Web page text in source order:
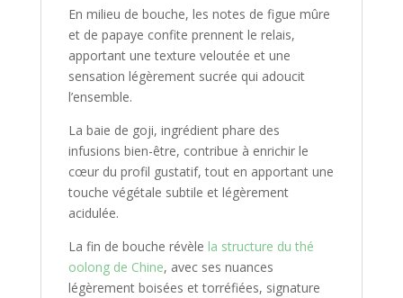
En milieu de bouche, les notes de figue mûre
et de papaye confite prennent le relais,
apportant une texture veloutée et une
sensation légèrement sucrée qui adoucit
l’ensemble.
La baie de goji, ingrédient phare des
infusions bien-être, contribue à enrichir le
cœur du profil gustatif, tout en apportant une
touche végétale subtile et légèrement
acidulée.
La fin de bouche révèle la structure du thé
oolong de Chine, avec ses nuances
légèrement boisées et torréfiées, signature